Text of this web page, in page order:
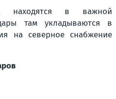
находятся в важной
там укладываются в
на северное снабжение